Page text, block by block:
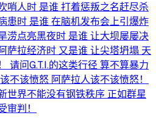
哨人时 是谁 打着惩叛之名赶尽杀
患时 是谁 在脑机发布会上引爆炸
涝点亮黑夜时 是谁 让大坝屡屡决
萨拉经济时 又是谁 让尖塔坍塌 天
请问G.T.I.的这类行径 算不算暴力
不该愤怒 阿萨拉人该不该愤怒！
世界不能没有钢铁秩序 正如群星
判！